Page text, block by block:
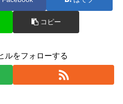
コピー
ルをフォローする